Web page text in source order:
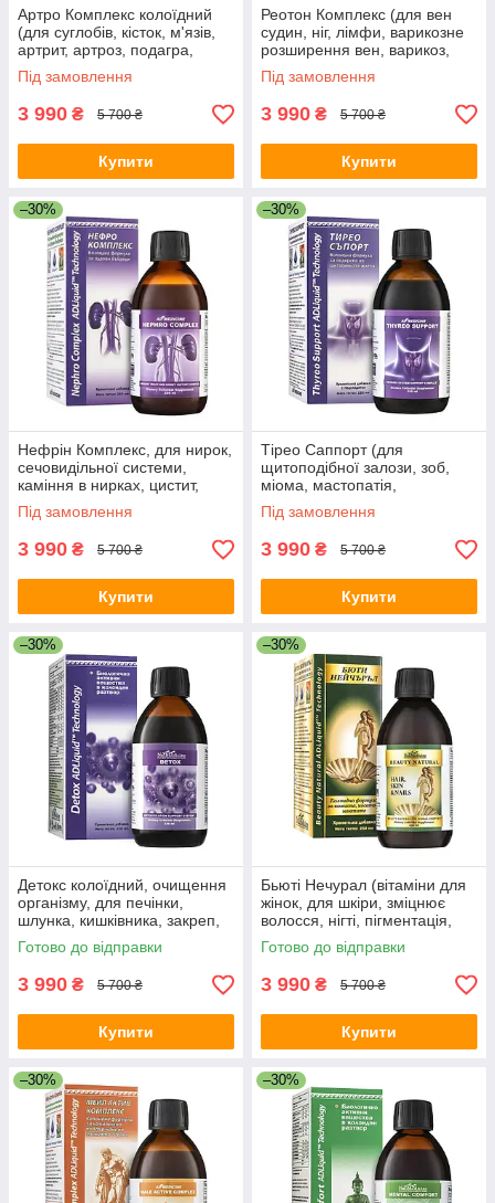
Артро Комплекс колоїдний
(для суглобів, кісток, м'язів,
артрит, артроз, подагра,
остеохондроз, міжхребцеві
грижі, травми)
Під замовлення
3 990 ₴ 5 700 ₴
Купити
Реотон Комплекс (для вен
судин, ніг, лімфи, варикозне
розширення вен, варикоз,
геморой, тромбофлебіт,
судоми, біль в ногах)
Під замовлення
3 990 ₴ 5 700 ₴
Купити
–30%
Нефрін Комплекс, для нирок,
сечовидільної системи,
каміння в нирках, цистит,
пієлонефрит, гіпертонія,
діатез
Під замовлення
3 990 ₴ 5 700 ₴
Купити
–30%
Тірео Саппорт (для
щитоподібної залози, зоб,
міома, мастопатія,
гіпотиреоз, містить йод,
нормалізує гормони)
Під замовлення
3 990 ₴ 5 700 ₴
Купити
–30%
Детокс колоїдний, очищення
організму, для печінки,
шлунка, кишківника, закреп,
алергія, дерматит, гастрит,
дисбактеріоз, схуднення
Готово до відправки
3 990 ₴ 5 700 ₴
Купити
–30%
Бьюті Нечурал (вітаміни для
жінок, для шкіри, зміцнює
волосся, нігті, пігментація,
зморшки, омолодження)
Готово до відправки
3 990 ₴ 5 700 ₴
Купити
–30% –30%